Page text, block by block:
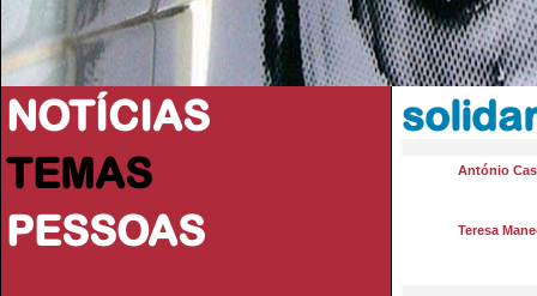
NOTÍCIAS
TEMAS
PESSOAS
António
Teresa